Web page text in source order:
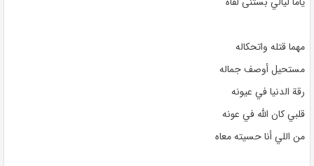
مهما قتله واتحكاله
مستحيل أوصف جماله
رقة الدنيا في عيونه
قلبي كان الله في عونه
من اللي أنا حسيته معاه